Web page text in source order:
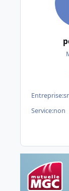
Entreprise:
Service:non